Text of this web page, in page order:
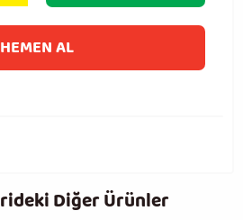
HEMEN AL
Diğer Ürünler